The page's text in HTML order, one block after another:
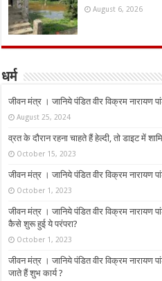
August 6, 2026
धर्म
जीवन मंत्र । जानिये पंडित वीर विक्रम नारायण
August 25, 2024
व्रत के दौरान रहना चाहते हैं हेल्दी, तो डाइट में
October 15, 2023
जीवन मंत्र । जानिये पंडित वीर विक्रम नारायण
October 1, 2023
जीवन मंत्र । जानिये पंडित वीर विक्रम नारायण
कैसे शुरू हुई ये परंपरा?
October 1, 2023
जीवन मंत्र । जानिये पंडित वीर विक्रम नारायण
जाते हैं शुभ कार्य ?